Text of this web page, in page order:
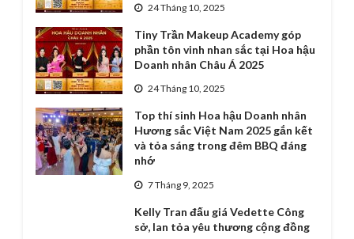
24 Tháng 10, 2025
Tiny Trần Makeup Academy góp
phần tôn vinh nhan sắc tại Hoa hậu
Doanh nhân Châu Á 2025
24 Tháng 10, 2025
Top thí sinh Hoa hậu Doanh nhân
Hương sắc Việt Nam 2025 gắn kết
và tỏa sáng trong đêm BBQ đáng
nhớ
7 Tháng 9, 2025
Kelly Tran đấu giá Vedette Công
sở, lan tỏa yêu thương cộng đồng